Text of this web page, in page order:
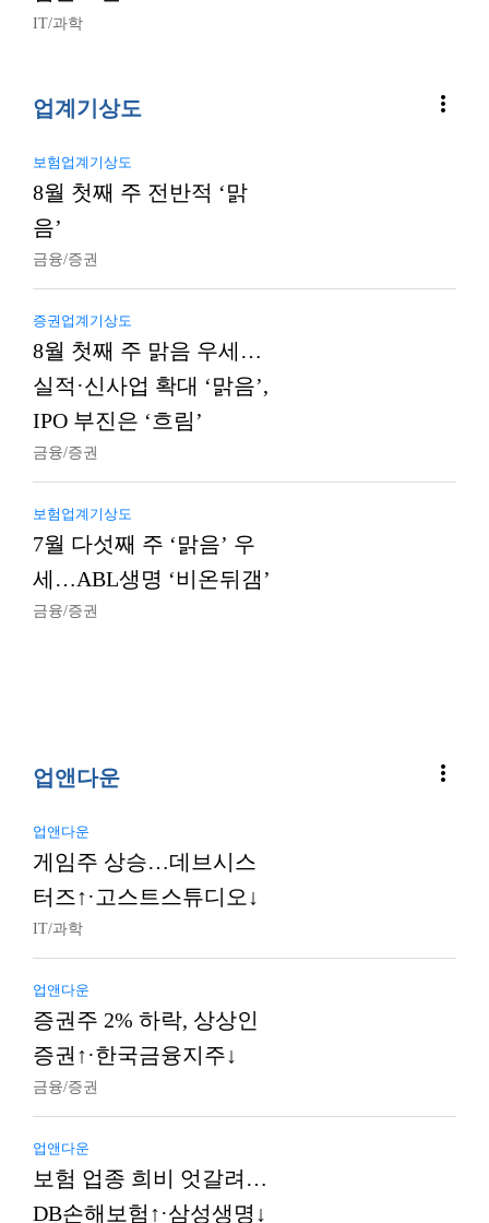
IT/과학
업계기상도 more_vert
보험업계기상도
8월 첫째 주 전반적 ‘맑
음’
금융/증권
증권업계기상도
8월 첫째 주 맑음 우세…
실적·신사업 확대 ‘맑음’,
IPO 부진은 ‘흐림’
금융/증권
보험업계기상도
7월 다섯째 주 ‘맑음’ 우
세…ABL생명 ‘비온뒤갬’
금융/증권
업앤다운 more_vert
업앤다운
게임주 상승…데브시스
터즈↑·고스트스튜디오↓
IT/과학
업앤다운
증권주 2% 하락, 상상인
증권↑·한국금융지주↓
금융/증권
업앤다운
보험 업종 희비 엇갈려…
DB손해보험↑·삼성생명↓